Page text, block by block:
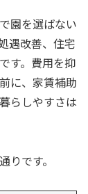
園を選ばない
遇改善、住宅
す。費用を抑
に、家賃補助
らしやすさは
です。